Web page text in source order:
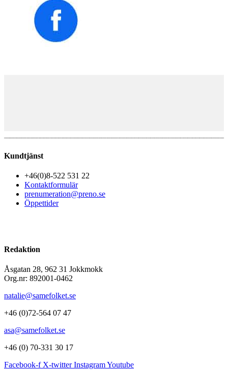
Kundtjänst
+46(0)8-522 531 22
Kontaktformulär
prenumeration@preno.se
Öppettider
Redaktion
Åsgatan 28, 962 31 Jokkmokk
Org.nr: 892001-0462
natalie@samefolket.se
+46 (0)72-564 07 47
asa@samefolket.se
+46 (0) 70-331 30 17
Facebook-f X-twitter InstagramYoutube